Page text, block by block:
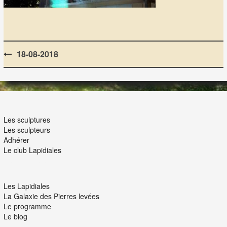
Post
navigation
18-08-2018
Les sculptures
Les sculpteurs
Adhérer
Le club Lapidiales
Les Lapidiales
La Galaxie des Pierres levées
Le programme
Le blog